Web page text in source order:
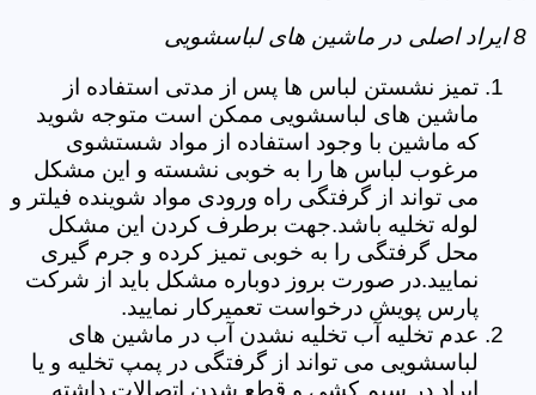
8 ایراد اصلی در ماشین های لباسشویی
تمیز نشستن لباس ها پس از مدتی استفاده از
ماشین های لباسشویی ممکن است متوجه شوید
که ماشین با وجود استفاده از مواد شستشوی
مرغوب لباس ها را به خوبی نشسته و این مشکل
می تواند از گرفتگی راه ورودی مواد شوینده فیلتر و
لوله تخلیه باشد.جهت برطرف کردن این مشکل
محل گرفتگی را به خوبی تمیز کرده و جرم گیری
نمایید.در صورت بروز دوباره مشکل باید از شرکت
پارس پویش درخواست تعمیرکار نمایید.
عدم تخلیه آب تخلیه نشدن آب در ماشین های
لباسشویی می تواند از گرفتگی در پمپ تخلیه و یا
ایراد در سیم کشی و قطع شدن اتصالات داشته